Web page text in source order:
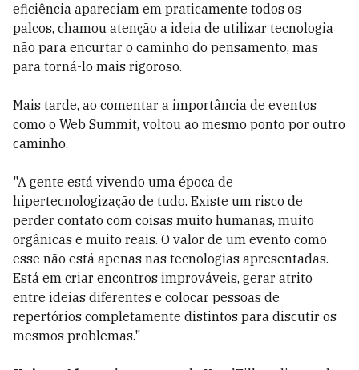
eficiência apareciam em praticamente todos os
palcos, chamou atenção a ideia de utilizar tecnologia
não para encurtar o caminho do pensamento, mas
para torná-lo mais rigoroso.
Mais tarde, ao comentar a importância de eventos
como o Web Summit, voltou ao mesmo ponto por outro
caminho.
"A gente está vivendo uma época de
hipertecnologização de tudo. Existe um risco de
perder contato com coisas muito humanas, muito
orgânicas e muito reais. O valor de um evento como
esse não está apenas nas tecnologias apresentadas.
Está em criar encontros improváveis, gerar atrito
entre ideias diferentes e colocar pessoas de
repertórios completamente distintos para discutir os
mesmos problemas."